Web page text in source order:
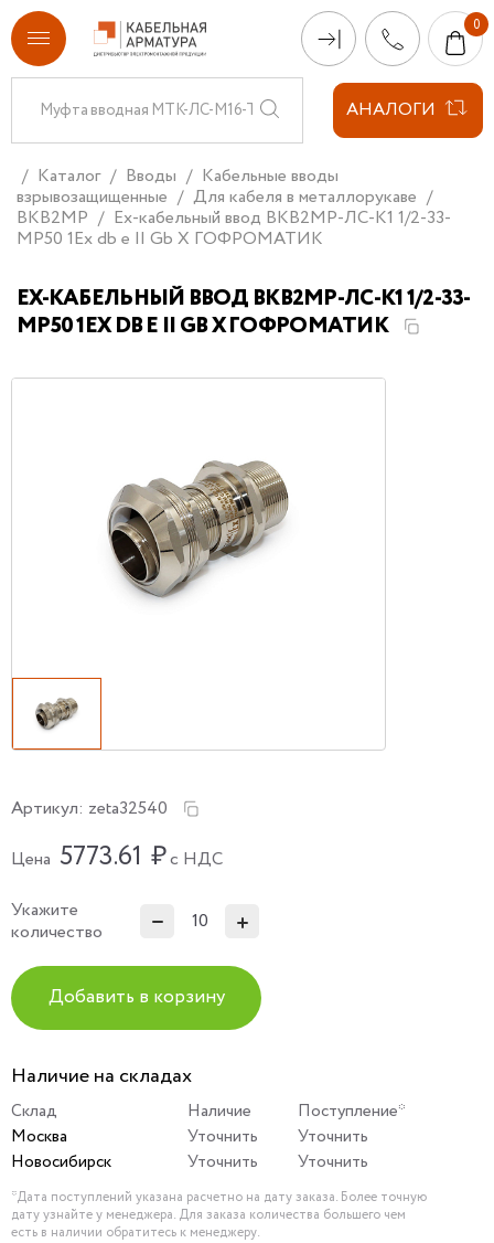
АНАЛОГИ
Каталог Вводы
Кабельные вводы
взрывозащищенные
Для кабеля в металлорукаве
ВКВ2МР
Ех-кабельный ввод ВКВ2МР-ЛС-К1 1/2-33-
МР50 1Ex db e II Gb X ГОФРОМАТИК
ЕХ-КАБЕЛЬНЫЙ ВВОД ВКВ2МР-ЛС-К1 1/2-33-
МР50 1EX DB E II GB X ГОФРОМАТИК
Артикул: zeta32540
Цена 5773.61 ₽с НДС
Укажите
количество
Добавить в корзину
Наличие на складах
Склад Наличие
Поступление*
Москва
Уточнить
Уточнить
Новосибирск
Уточнить Уточнить
*Дата поступлений указана расчетно на дату заказа. Более точную
дату узнайте у менеджера. Для заказа количества большего чем
есть в наличии обратитесь к менеджеру.